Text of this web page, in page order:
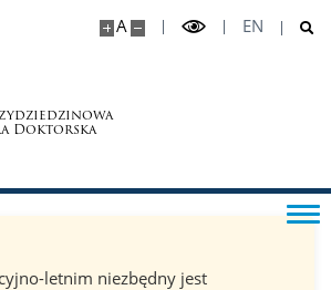
A EN
Doktorska
letnim niezbędny jest